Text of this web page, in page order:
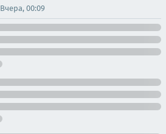
Вчера, 00:09